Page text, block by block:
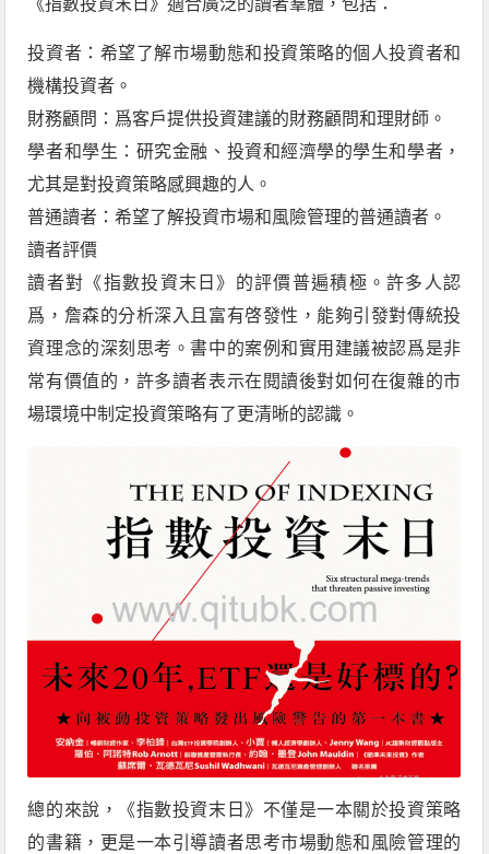
《指數投資末日》適合廣泛的讀者羣體，包括：
投資者：希望了解市場動態和投資策略的個人投資者和
機構投資者。
財務顧問：爲客戶提供投資建議的財務顧問和理財師。
學者和學生：研究金融、投資和經濟學的學生和學者，
尤其是對投資策略感興趣的人。
普通讀者：希望了解投資市場和風險管理的普通讀者。
讀者評價
讀者對《指數投資末日》的評價普遍積極。許多人認
爲，詹森的分析深入且富有啓發性，能夠引發對傳統投
資理念的深刻思考。書中的案例和實用建議被認爲是非
常有價值的，許多讀者表示在閱讀後對如何在復雜的市
場環境中制定投資策略有了更清晰的認識。
總的來說，《指數投資末日》不僅是一本關於投資策略
的書籍，更是一本引導讀者思考市場動態和風險管理的